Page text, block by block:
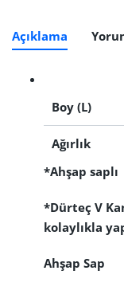
Açıklama
Boy (L)
Ağırlık
*Ahşap saplı
*Dürteç V
kolaylıkla
Ahşap Sap